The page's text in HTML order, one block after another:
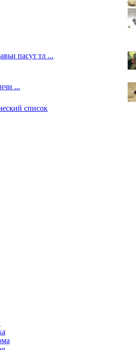
пасут тл ...
...
список